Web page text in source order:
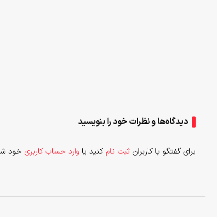
دیدگاه‌ها و نظرات خود را بنویسید
برای گفتگو با کاربران ثبت نام کنید یا وارد حساب کاربری خود